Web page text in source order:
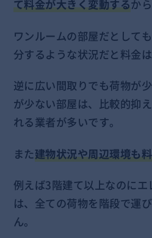
て料金が大きく変動するか
ワンルームの部屋だとして
分するような状況だと料金
逆に広い間取りでも荷物が
が少ない部屋は、比較的抑
れる業者が多いです。
また建物状況や周辺環境も
例えば3階建て以上なのに
は、全ての荷物を階段で運
ん。